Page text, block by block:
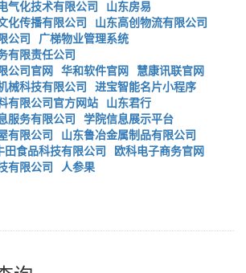
气化技术有限公司 山东房易
化传播有限公司 山东高创物流有限公司
公司
广梯物业管理系统
有限责任公司
公司官网 华和软件官网 慧康讯联官网
械科技有限公司 进宝智能名片小程序
有限公司官方网站 山东君行
服务有限公司 学院信息展示平台
有限公司 山东鲁冶金属制品有限公司
田食品科技有限公司 欧科电子商务官网
有限公司 人参果